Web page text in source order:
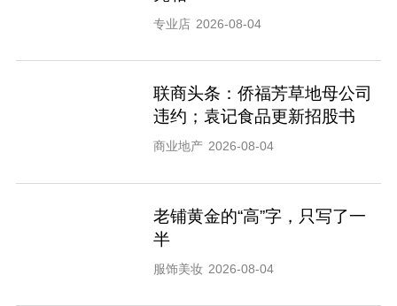
专业店 2026-08-04
联商头条：侨福芳草地母公司
违约；袁记食品更新招股书
商业地产 2026-08-04
老铺黄金的“高”字，只写了一
半
服饰美妆 2026-08-04